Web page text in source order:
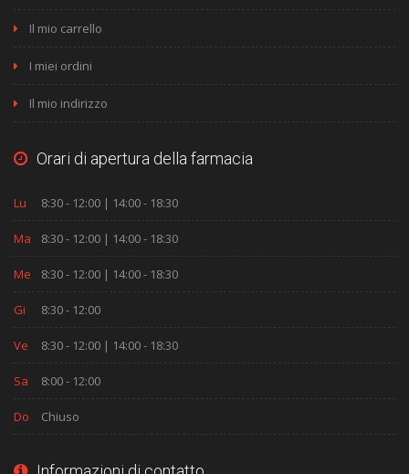
Il mio carrello
I miei ordini
Il mio indirizzo
Orari di apertura della farmacia
Lu 8:30 - 12:00 | 14:00 - 18:30
Ma 8:30 - 12:00 | 14:00 - 18:30
Me 8:30 - 12:00 | 14:00 - 18:30
Gi 8:30 - 12:00
Ve 8:30 - 12:00 | 14:00 - 18:30
Sa 8:00 - 12:00
Do Chiuso